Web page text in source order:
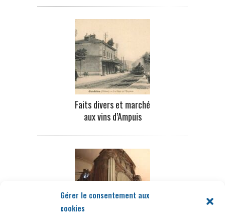
Gérer le consentement aux
cookies
Faits divers et marché
aux vins d’Ampuis